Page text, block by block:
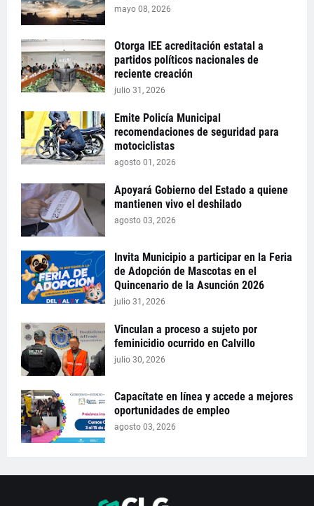
mayo 08, 2026
Otorga IEE acreditación estatal a
partidos políticos nacionales de
reciente creación
julio 31, 2026
Emite Policía Municipal
recomendaciones de seguridad para
motociclistas
agosto 01, 2026
Apoyará Gobierno del Estado a quiene
mantienen vivo el deshilado
agosto 03, 2026
Invita Municipio a participar en la Feria
de Adopción de Mascotas en el
Quincenario de la Asunción 2026
julio 31, 2026
Vinculan a proceso a sujeto por
feminicidio ocurrido en Calvillo
julio 30, 2026
Capacítate en línea y accede a mejores
oportunidades de empleo
agosto 03, 2026